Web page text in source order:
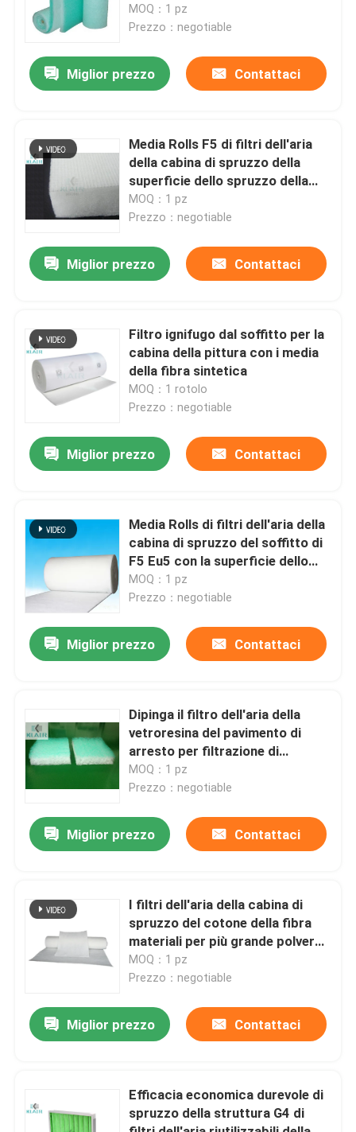
Prodotti
Circa noi
Giro della fabbrica
Contattici
Richieda una citazione
filtri dell'aria della borsa
filtro dell'aria di hepa
pittura
MOQ：1 pz
Prezzo：negotiable
Miglior prezzo Contattaci
Media Rolls F5 di filtri dell'aria
della cabina di spruzzo della
superficie dello spruzzo della
colla su misura
MOQ：1 pz
Prezzo：negotiable
Miglior prezzo Contattaci
Filtro ignifugo dal soffitto per la
cabina della pittura con i media
della fibra sintetica
MOQ：1 rotolo
Prezzo：negotiable
Miglior prezzo Contattaci
Media Rolls di filtri dell'aria della
cabina di spruzzo del soffitto di
F5 Eu5 con la superficie dello
spruzzo della colla
MOQ：1 pz
Prezzo：negotiable
Miglior prezzo Contattaci
Dipinga il filtro dell'aria della
vetroresina del pavimento di
arresto per filtrazione di
verniciatura della foschia della
pittura della cabina
MOQ：1 pz
Prezzo：negotiable
Miglior prezzo Contattaci
I filtri dell'aria della cabina di
spruzzo del cotone della fibra
materiali per più grande polvere
si raccolgono
MOQ：1 pz
Prezzo：negotiable
Miglior prezzo Contattaci
Efficacia economica durevole di
spruzzo della struttura G4 di